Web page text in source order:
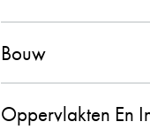
Bouw
Oppervlakten En
10
De contacten
verwachting en
de gehele
aanbevelen!!